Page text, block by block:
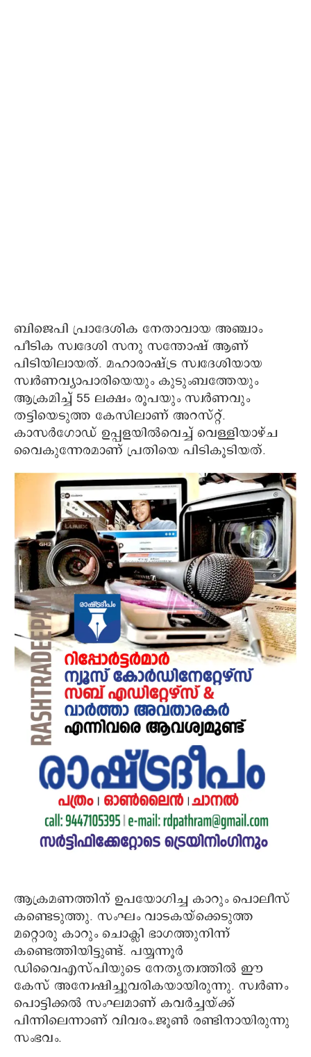
ബിജെപി പ്രാദേശിക നേതാവായ അഞ്ചാം
പീടിക സ്വദേശി സനു സന്തോഷ് ആണ്
പിടിയിലായത്. മഹാരാഷ്ട്ര സ്വദേശിയായ
സ്വർണവ്യാപാരിയെയും കുടുംബത്തേയും
ആക്രമിച്ച് 55 ലക്ഷം രൂപയും സ്വർണവും
തട്ടിയെടുത്ത കേസിലാണ് അറസ്റ്റ്.
കാസർഗോഡ് ഉപ്പളയിൽവെച്ച് വെള്ളിയാഴ്ച
വൈകുന്നേരമാണ് പ്രതിയെ പിടികൂടിയത്.
ആക്രമണത്തിന് ഉപയോഗിച്ച കാറും പൊലീസ്
കണ്ടെടുത്തു. സംഘം വാടകയ്‌ക്കെടുത്ത
മറ്റൊരു കാറും ചൊക്ലി ഭാഗത്തുനിന്ന്
കണ്ടെത്തിയിട്ടുണ്ട്. പയ്യന്നൂർ
ഡിവൈഎസ്പിയുടെ നേതൃത്വത്തിൽ ഈ
കേസ് അന്വേഷിച്ചുവരികയായിരുന്നു. സ്വർണം
പൊട്ടിക്കൽ സംഘമാണ് കവർച്ചയ്ക്ക്
പിന്നിലെന്നാണ് വിവരം.ജൂൺ രണ്ടിനായിരുന്നു
സംഭവം.